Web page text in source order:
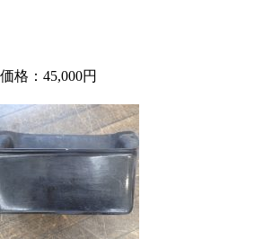
価格：45,000円